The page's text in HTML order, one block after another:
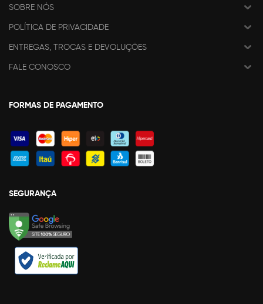
SOBRE NÓS
POLÍTICA DE PRIVACIDADE
ENTREGAS, TROCAS E DEVOLUÇÕES
FALE CONOSCO
FORMAS DE PAGAMENTO
SEGURANÇA